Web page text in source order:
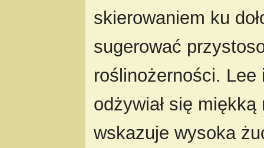
skierowaniem ku
sugerować
roślinożerności.
odżywiał się
wskazuje wysoka